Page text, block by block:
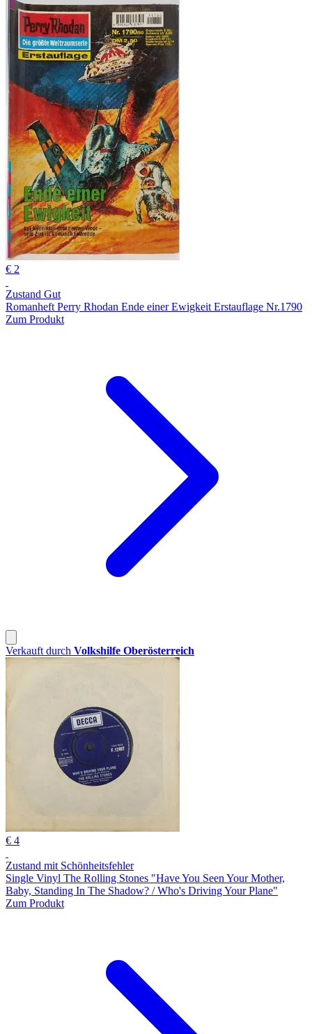
€ 2
Zustand Gut
Romanheft Perry Rhodan Ende einer Ewigkeit Erstauflage Nr.1790
Zum Produkt
Verkauft durch Volkshilfe Oberösterreich
€ 4
Zustand mit Schönheitsfehler
Single Vinyl The Rolling Stones "Have You Seen Your Mother,
Baby, Standing In The Shadow? / Who's Driving Your Plane"
Zum Produkt